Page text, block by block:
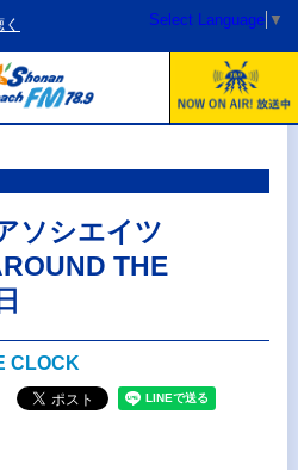
Select Language ▼
ソシエイツ
THE
CLOCK